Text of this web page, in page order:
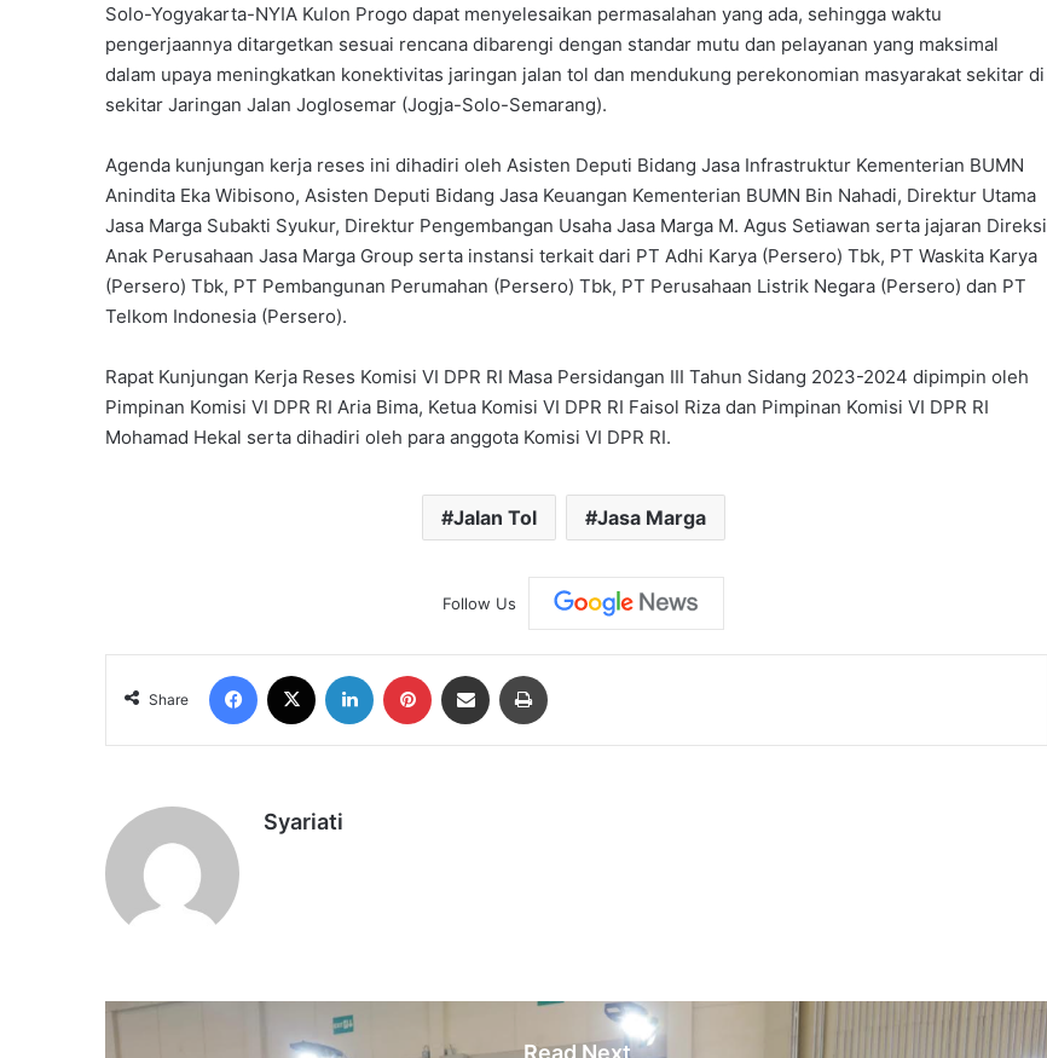
Solo-Yogyakarta-NYIA Kulon Progo dapat menyelesaikan permasalahan yang ada, sehingga waktu
pengerjaannya ditargetkan sesuai rencana dibarengi dengan standar mutu dan pelayanan yang maksimal
dalam upaya meningkatkan konektivitas jaringan jalan tol dan mendukung perekonomian masyarakat sekitar di
sekitar Jaringan Jalan Joglosemar (Jogja-Solo-Semarang).
Agenda kunjungan kerja reses ini dihadiri oleh Asisten Deputi Bidang Jasa Infrastruktur Kementerian BUMN
Anindita Eka Wibisono, Asisten Deputi Bidang Jasa Keuangan Kementerian BUMN Bin Nahadi, Direktur Utama
Jasa Marga Subakti Syukur, Direktur Pengembangan Usaha Jasa Marga M. Agus Setiawan serta jajaran Direksi
Anak Perusahaan Jasa Marga Group serta instansi terkait dari PT Adhi Karya (Persero) Tbk, PT Waskita Karya
(Persero) Tbk, PT Pembangunan Perumahan (Persero) Tbk, PT Perusahaan Listrik Negara (Persero) dan PT
Telkom Indonesia (Persero).
Rapat Kunjungan Kerja Reses Komisi VI DPR RI Masa Persidangan III Tahun Sidang 2023-2024 dipimpin oleh
Pimpinan Komisi VI DPR RI Aria Bima, Ketua Komisi VI DPR RI Faisol Riza dan Pimpinan Komisi VI DPR RI
Mohamad Hekal serta dihadiri oleh para anggota Komisi VI DPR RI.
Jalan Tol Jasa Marga
Follow Us
Share
Facebook LinkedIn Pinterest Share via Email
Syariati
Read Next